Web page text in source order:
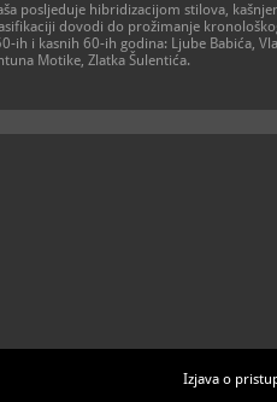
posljeduje hibridizacijom stilova,
dovodi do prožimanje
ih i kasnih 60-ih godina: Ljube Babića,
Motike, Zlatka Šulentića.
Izjava o